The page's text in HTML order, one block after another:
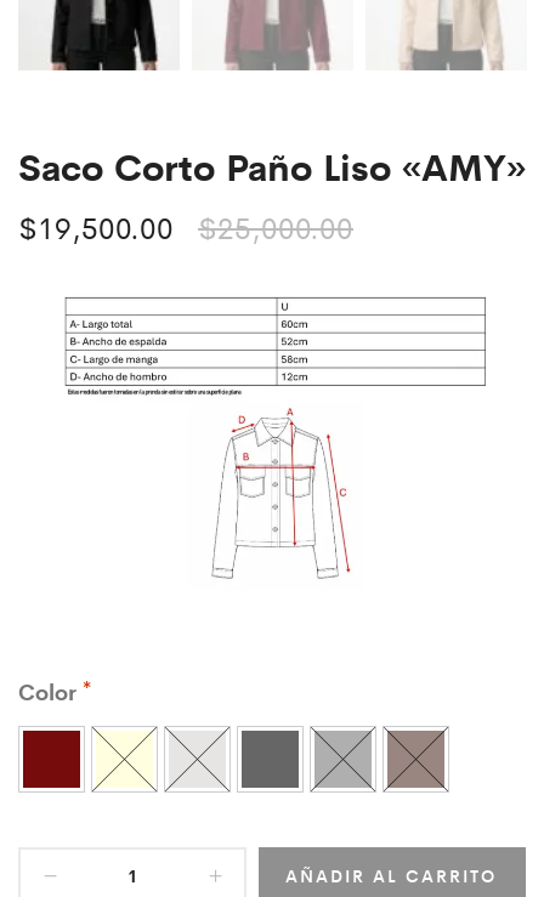
Saco Corto Paño Liso «AMY»
$25,000.00
$19,500.00
Color
AÑADIR AL CARRITO